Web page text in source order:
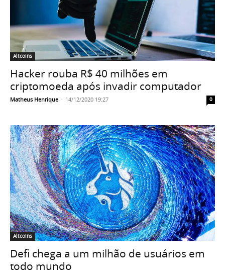
Altcoins
Hacker rouba R$ 40 milhões em
criptomoeda após invadir computador
Matheus Henrique - 14/12/2020 19:27 0
Altcoins
Defi chega a um milhão de usuários em
todo mundo